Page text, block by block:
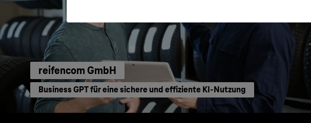
reifencom GmbH
Business GPT für eine sichere und effiziente KI-Nutzung